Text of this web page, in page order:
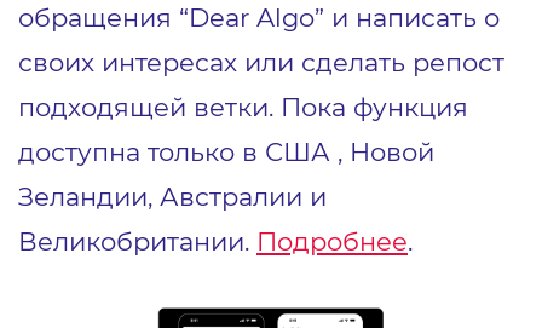
обращения “Dear Algo” и написать о
своих интересах или сделать репост
подходящей ветки. Пока функция
доступна только в США , Новой
Зеландии, Австралии и
Великобритании. Подробнее.